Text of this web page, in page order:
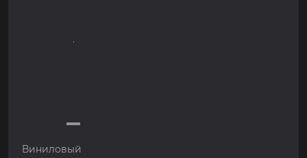
Виниловый